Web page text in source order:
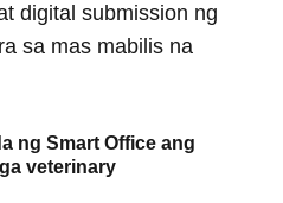
digital submission ng
sa mas mabilis na
ng Smart Office ang
veterinary